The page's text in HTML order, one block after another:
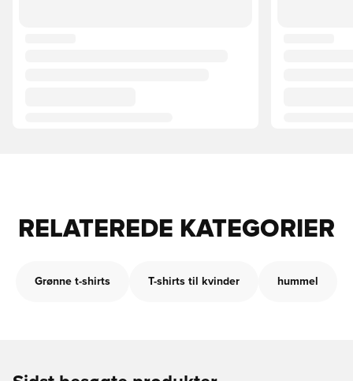
RELATEREDE KATEGORIER
Grønne t-shirts T-shirts til kvinder hummel